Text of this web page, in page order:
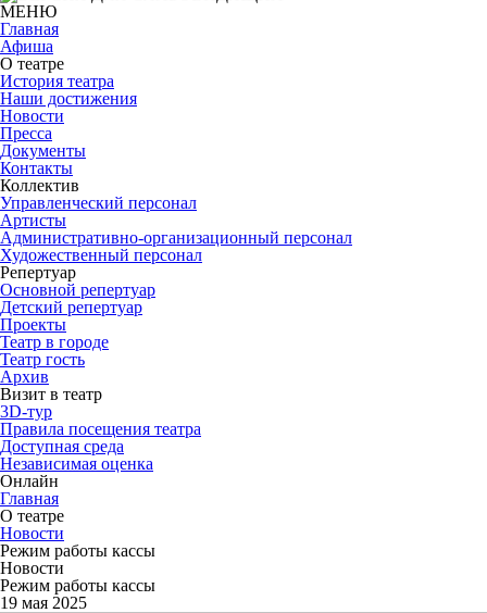
МЕНЮ
Главная
Афиша
О театре
История театра
Наши достижения
Новости
Пресса
Документы
Контакты
Коллектив
Управленческий персонал
Артисты
Административно-организационный персонал
Художественный персонал
Репертуар
Основной репертуар
Детский репертуар
Проекты
Театр в городе
Театр гость
Архив
Визит в театр
3D-тур
Правила посещения театра
Доступная среда
Независимая оценка
Онлайн
Главная
О театре
Новости
Режим работы кассы
Новости
Режим работы кассы
19 мая 2025